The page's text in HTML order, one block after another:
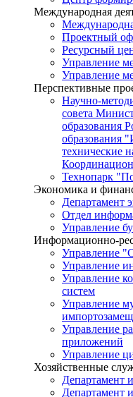
Международная
Проектный
Ресурсный
Управление
Управление
Перспективные
Научно-
совета
образования
образования
технические
Технопарк
Экономика и
Департамент
Отдел
Управление
Информационно-
Управление
Управление
Управление
систем
Управление
Управление
приложений
Управление
Хозяйственные
Департамент
Департамент